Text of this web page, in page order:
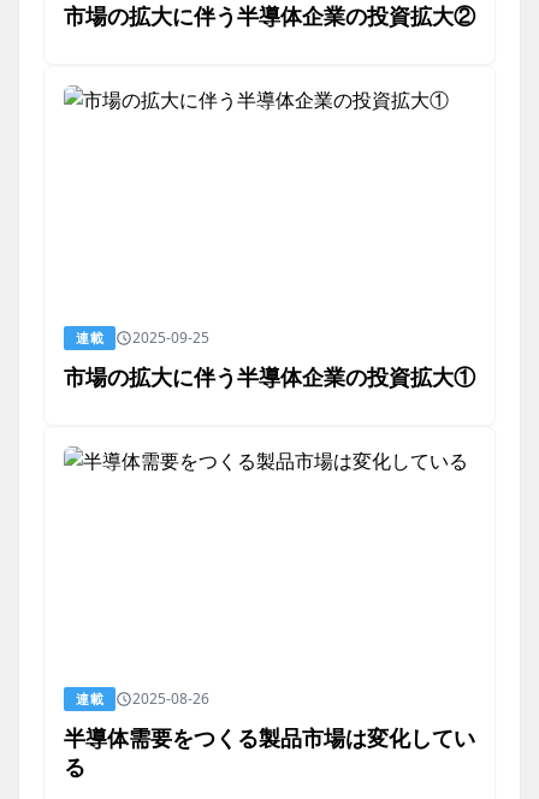
市場の拡大に伴う半導体企業の投資拡大②
連載 2025-09-25
市場の拡大に伴う半導体企業の投資拡大①
連載 2025-08-26
半導体需要をつくる製品市場は変化してい
る